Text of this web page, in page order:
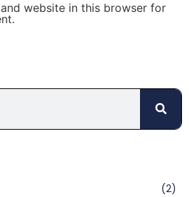
website in this browser for
(2)